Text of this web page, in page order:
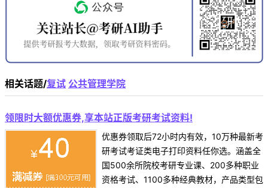
相关话题/复试 公共管理学院
领限时大额优惠券,享本站正版考研考试资料!
优惠券领取后72小时内有效，10万种最新考
研考试考证类电子打印资料任你选。涵盖全
国500余所院校考研专业课、200多种职业
资格考试、1100多种经典教材，产品类型包